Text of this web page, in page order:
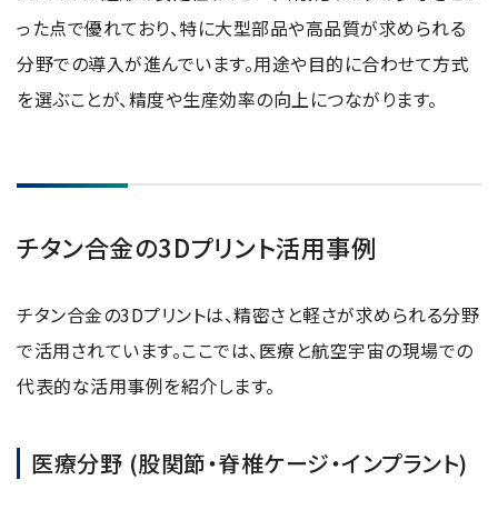
った点で優れており、特に大型部品や高品質が求められる
分野での導入が進んでいます。用途や目的に合わせて方式
を選ぶことが、精度や生産効率の向上につながります。
チタン合金の3Dプリント活用事例
チタン合金の3Dプリントは、精密さと軽さが求められる分野
で活用されています。ここでは、医療と航空宇宙の現場での
代表的な活用事例を紹介します。
医療分野 (股関節・脊椎ケージ・インプラント)